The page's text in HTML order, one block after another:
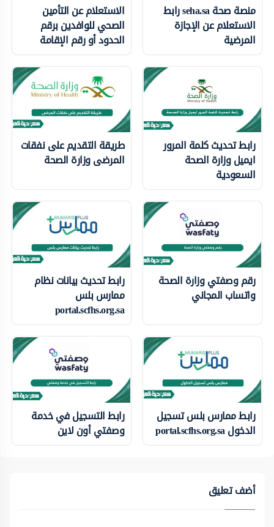
منصة صحة seha.sa رابط
الاستعلام عن الإجازة
المرضية
الاستعلام عن التأمين
الصحي للوافدين برقم
الحدود أو رقم الإقامة
رابط تحديث كلمة المرور
ايميل وزارة الصحة
السعودية
طريقة التقديم على نفقات
المرضى وزارة الصحة
رقم وصفتي وزارة الصحة
واتساب المجاني
رابط تحديث بيانات نظام
ممارس بلس
portal.scfhs.org.sa
رابط ممارس بلس تسجيل
الدخول portal.scfhs.org.sa
رابط التسجيل في خدمة
وصفتي أون لاين
أضف تعليق